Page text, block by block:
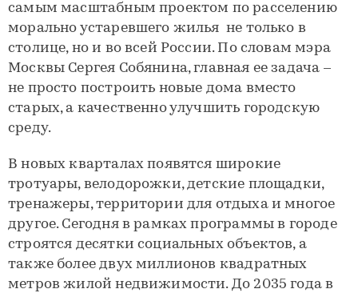
самым масштабным проектом по расселению
морально устаревшего жилья не только в
столице, но и во всей России. По словам мэра
Москвы Сергея Собянина, главная ее задача –
не просто построить новые дома вместо
старых, а качественно улучшить городскую
среду.
В новых кварталах появятся широкие
тротуары, велодорожки, детские площадки,
тренажеры, территории для отдыха и многое
другое. Сегодня в рамках программы в городе
строятся десятки социальных объектов, а
также более двух миллионов квадратных
метров жилой недвижимости. До 2035 года в